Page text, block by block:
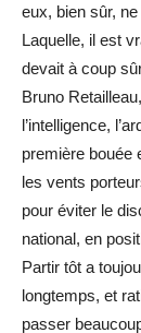
eux, bien sûr,
Laquelle, il est
devait à coup
Bruno
l’intelligence,
première bouée
les vents
pour éviter le
national, en
Partir tôt a
longtemps, et
passer